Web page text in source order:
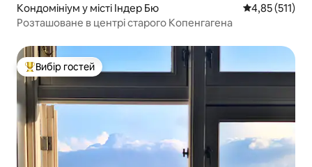
Кондомініум у місті Індер Бю Середня
4,85 (511)
Розташоване в центрі старого Копенгагена
Топ вибір гостей
Вибір гостей